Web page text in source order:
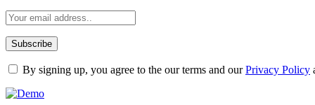
By signing up, you agree to the our terms and ourPrivacy Policy